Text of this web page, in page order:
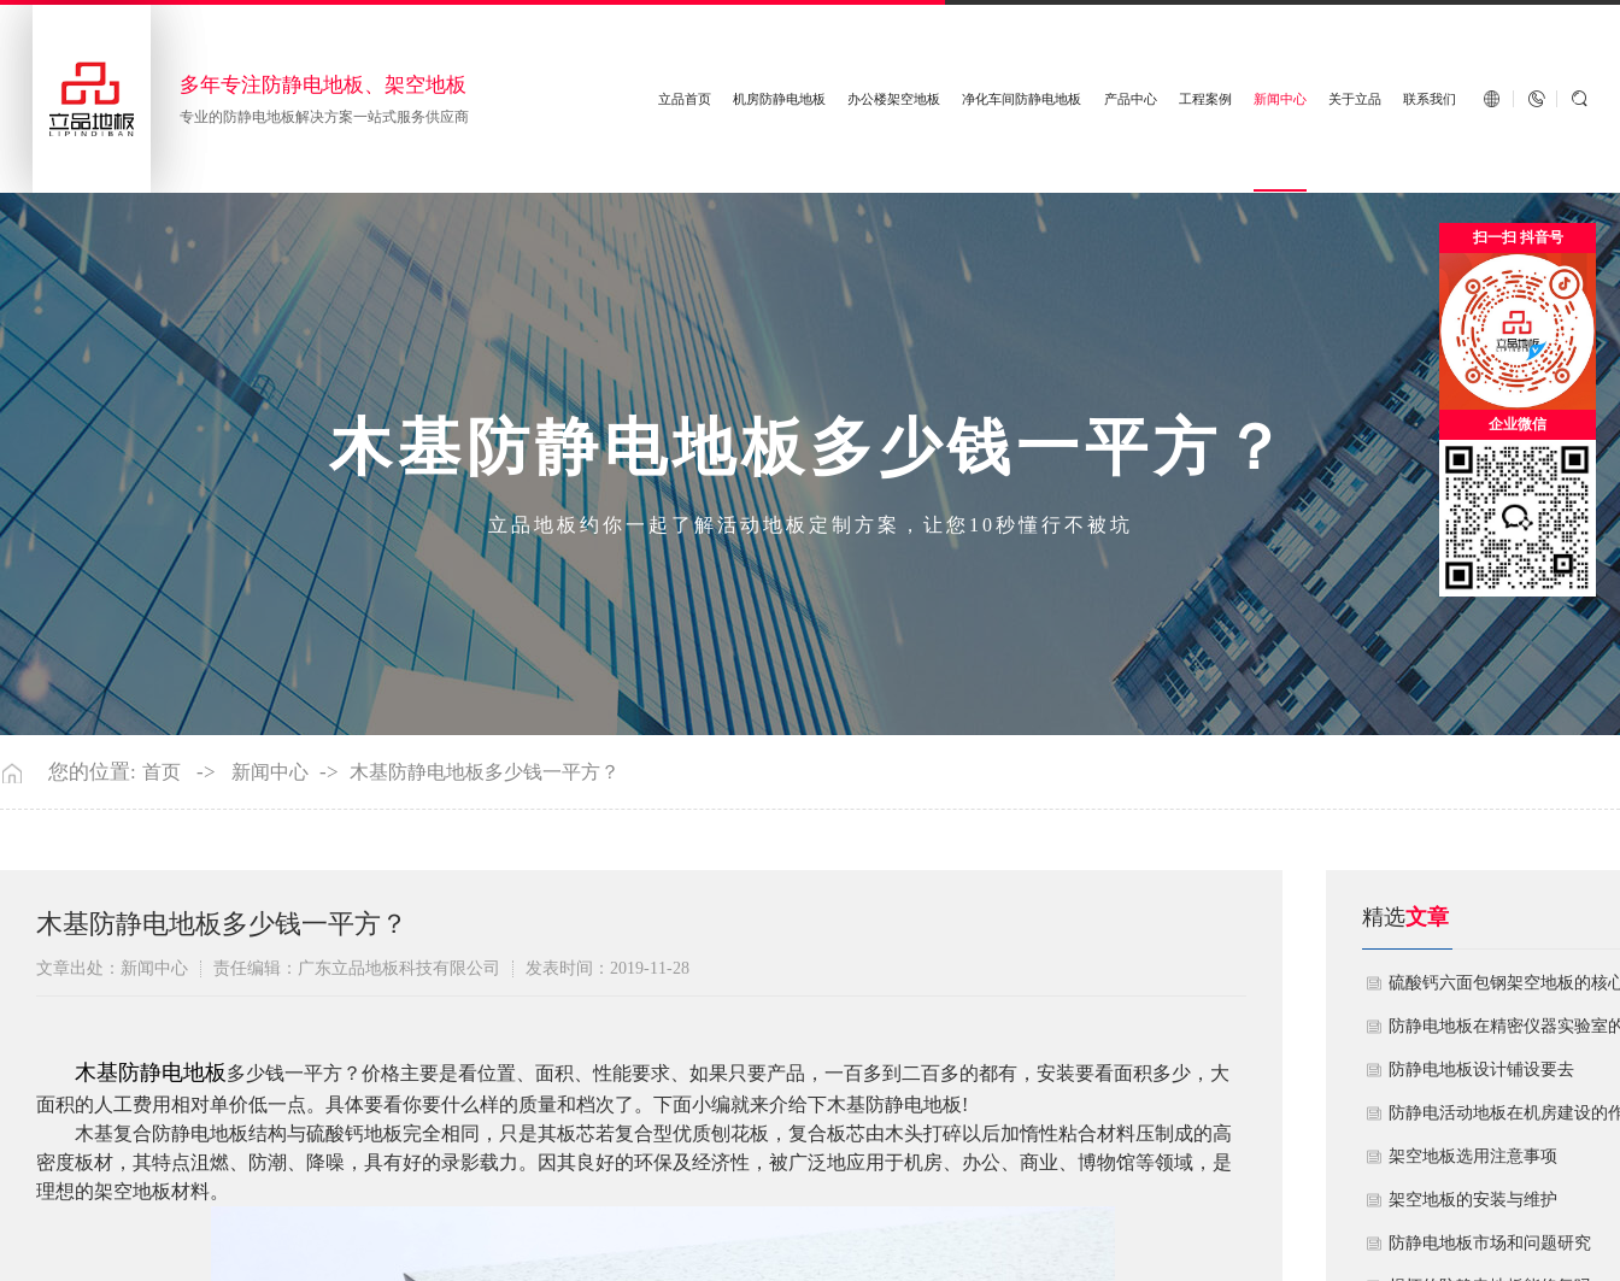
多年专注防静电地板、架空地板
专业的防静电地板解决方案一站式服务供应商
立品首页 机房防静电地板 办公楼架空地板 净化车间防静电地板 产品中心 工程案例 新闻中心 关于立品 联系我们 English  
木基 防静电地板多少钱一平方 ？
立品地板约你一起了解活动地板定制方案，让您10秒懂行不被坑
您的位置: 首页 -> 新闻中心 -> 木基防静电地板多少钱一平方？
木基防静电地板多少钱一平方？
文章出处：新闻中心 责任编辑：广东立品地板科技有限公司 发表时间：2019-11-28
​木基防静电地板多少钱一平方？价格主要是看位置、面积、性能要求、如果只要产品，一百多到二百多的都有，安装要看面积多少，大
面积的人工费用相对单价低一点。具体要看你要什么样的质量和档次了。下面小编就来介给下木基防静电地板!
木基复合防静电地板结构与硫酸钙地板完全相同，只是其板芯若复合型优质刨花板，复合板芯由木头打碎以后加惰性粘合材料压制成的高
密度板材，其特点沮燃、防潮、降噪，具有好的录影载力。因其良好的环保及经济性，被广泛地应用于机房、办公、商业、博物馆等领域，是
理想的架空地板材料。
精选文章
硫酸钙六面包钢架空地板的核
技术优势与防火安全价值
防静电地板在精密仪器实验室
定制化应用方案
​防静电地板设计铺设要去
防静电活动地板在机房建设的
用
​架空地板选用注意事项
​架空地板的安装与维护
防静电地板市场和问题研究
扫一扫 抖音号
企业微信